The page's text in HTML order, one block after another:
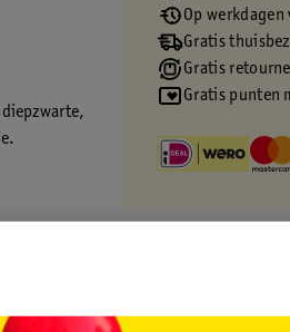
diepzwarte,
Op
Gratis
Gratis
Gratis punten